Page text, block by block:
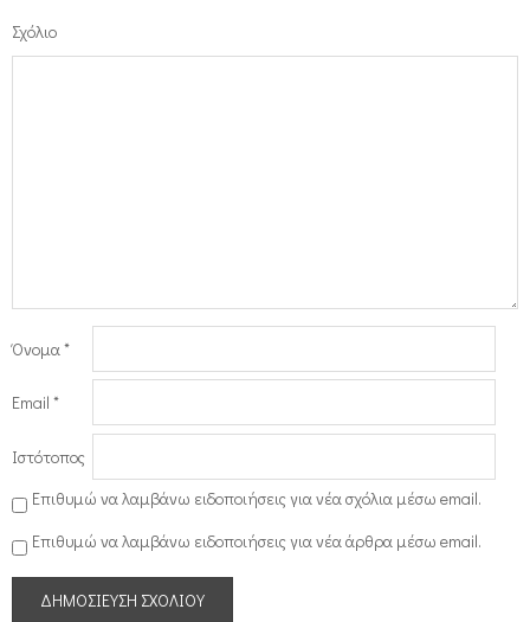
Σχόλιο
Όνομα *
Email *
Ιστότοπος
Επιθυμώ να λαμβάνω ειδοποιήσεις για νέα σχόλια μέσω email.
Επιθυμώ να λαμβάνω ειδοποιήσεις για νέα άρθρα μέσω email.